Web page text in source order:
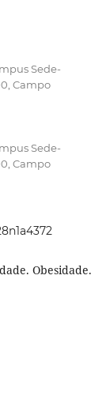
Sede-
Campo
Sede-
Campo
Obesidade.